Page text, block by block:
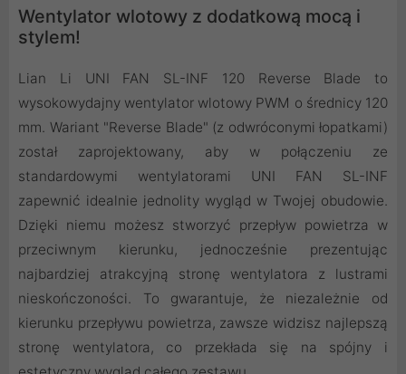
Wentylator wlotowy z dodatkową mocą i
stylem!
Lian Li UNI FAN SL-INF 120 Reverse Blade to
wysokowydajny wentylator wlotowy PWM o średnicy 120
mm. Wariant "Reverse Blade" (z odwróconymi łopatkami)
został zaprojektowany, aby w połączeniu ze
standardowymi wentylatorami UNI FAN SL-INF
zapewnić idealnie jednolity wygląd w Twojej obudowie.
Dzięki niemu możesz stworzyć przepływ powietrza w
przeciwnym kierunku, jednocześnie prezentując
najbardziej atrakcyjną stronę wentylatora z lustrami
nieskończoności. To gwarantuje, że niezależnie od
kierunku przepływu powietrza, zawsze widzisz najlepszą
stronę wentylatora, co przekłada się na spójny i